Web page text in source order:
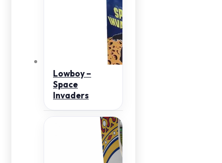
Lowboy –
Space
Invaders